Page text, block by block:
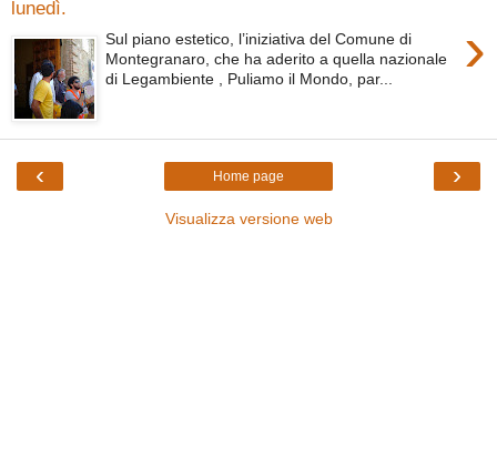
lunedì.
›
Sul piano estetico, l’iniziativa del Comune di
Montegranaro, che ha aderito a quella nazionale
di Legambiente , Puliamo il Mondo, par...
‹ ›
Home page
Visualizza versione web